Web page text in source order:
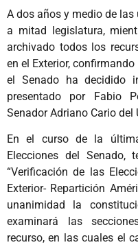
A dos años y medio de
a mitad legislatura,
archivado todos los
en el Exterior,
el Senado ha decidido
presentado por Fabio
Senador Adriano Cario del
En el curso de la
Elecciones del
“Verificación de las
Exterior- Repartición
unanimidad la
examinará las
recurso, en las cuales el